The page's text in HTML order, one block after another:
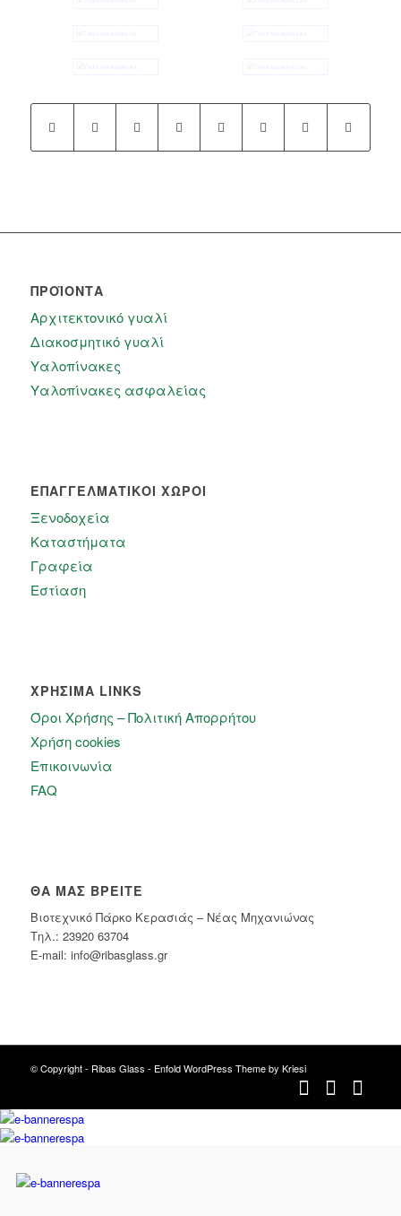
ΠΡΟΪΌΝΤΑ
Αρχιτεκτονικό γυαλί
Διακοσμητικό γυαλί
Υαλοπίνακες
Υαλοπίνακες ασφαλείας​
ΕΠΑΓΓΕΛΜΑΤΙΚΟΙ ΧΩΡΟΙ
Ξενοδοχεία
Καταστήματα
Γραφεία
Εστίαση
ΧΡΗΣΙΜΑ LINKS
Όροι Χρήσης – Πολιτική Απορρήτου
Χρήση cookies
Επικοινωνία
FAQ
ΘΑ ΜΑΣ ΒΡΕΊΤΕ
Βιοτεχνικό Πάρκο Κερασιάς – Νέας Μηχανιώνας
Tηλ.: 23920 63704
E-mail: info@ribasglass.gr
© Copyright - Ribas Glass - Enfold WordPress Theme by Kriesi